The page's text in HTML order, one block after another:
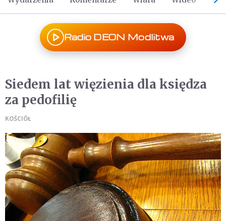
Radio DEON Modlitwa
Siedem lat więzienia dla księdza
za pedofilię
KOŚCIÓŁ